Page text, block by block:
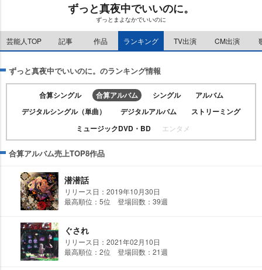
ずっと真夜中でいいのに。
ずっとまよなかでいいのに
芸能人TOP 記事 作品 ランキング TV出演 CM出演
ずっと真夜中でいいのに。のランキング情報
合算シングル 合算アルバム シングル
アルバム
デジタルシングル（単曲）
デジタルアルバム
ストリーミング
ミュージックDVD・BD
エンタメ
合算アルバム売上TOP8作品
潜潜話
リリース日：2019年10月30日
最高順位：5位 登場回数：39週
ぐされ
リリース日：2021年02月10日
最高順位：2位 登場回数：21週